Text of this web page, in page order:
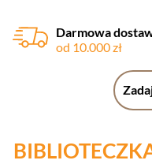
Darmowa
od 10.000 zł